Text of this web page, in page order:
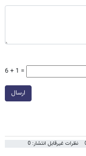
6 + 1 =
ارسال
نظرات غیرقابل انتشار: 0